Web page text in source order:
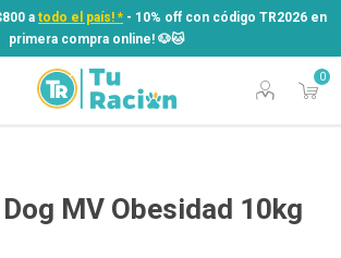
a todo el país! * - 10% off con código TR2026 en
primera compra online! ​🐶​🐱
0
atodo el país! *
- 10% off con código TR2026 en
primera compra online! ​🐶​🐱
MV Obesidad 10kg